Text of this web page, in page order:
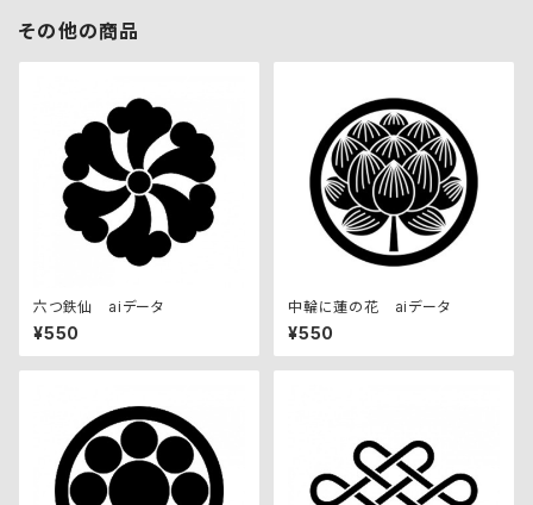
その他の商品
六つ鉄仙 aiデータ
¥550
中輪に蓮の花 aiデータ
¥550